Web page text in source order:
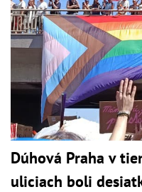
Dúhová Praha v
uliciach boli